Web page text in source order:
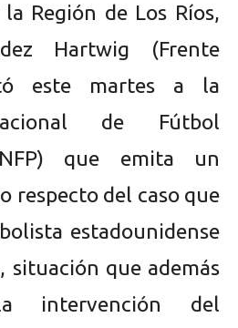
Región de Los Ríos,
Hartwig (Frente
este martes a la
de Fútbol
que emita un
respecto del caso que
estadounidense
situación que además
intervención del